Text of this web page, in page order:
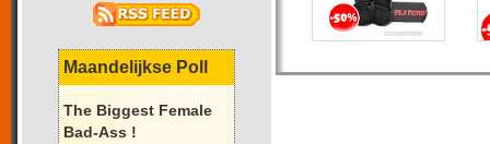
Maandelijkse Poll
The Biggest Female
Bad-Ass !